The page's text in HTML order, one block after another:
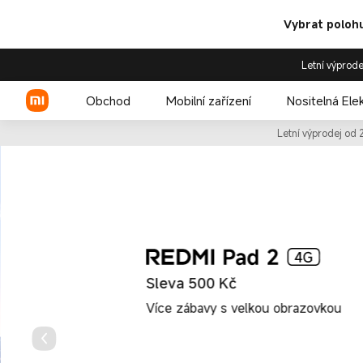
Vybrat
Letní
Obchod Mobilní zařízení Nositelná
Xiaomi® Česká republika |
Letní výprodej od
Sleva 500 Kč
Více zábavy s velkou obrazovkou